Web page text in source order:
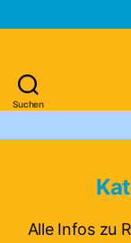
Suchen
Alle Infos zu